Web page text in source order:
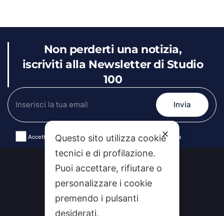
Non perderti una notizia,
iscriviti alla Newsletter di Studio
100
Accetto le condizioni generali e la politica di riservatezza
✕
Questo sito utilizza cookie
tecnici e di profilazione.
Puoi accettare, rifiutare o
personalizzare i cookie
premendo i pulsanti
desiderati.